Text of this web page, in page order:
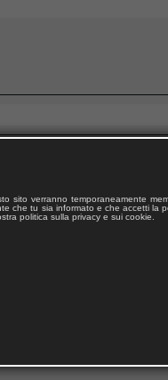
sito verranno temporaneamente
che tu sia informato e che accetti la
politica sulla privacy e sui cookie.